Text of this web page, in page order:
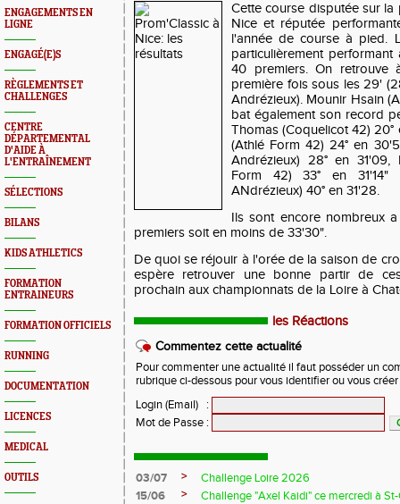
ENGAGEMENTS EN
LIGNE
ENGAGÉ(E)S
RÈGLEMENTS ET
CHALLENGES
CENTRE
DÉPARTEMENTAL
D'AIDE À
L'ENTRAÎNEMENT
SÉLECTIONS
BILANS
KIDS ATHLETICS
FORMATION
ENTRAINEURS
FORMATION OFFICIELS
RUNNING
DOCUMENTATION
LICENCES
MEDICAL
OUTILS
Cette course disputée sur
Nice et réputée
l'année de course à pied.
particulièrement
40 premiers. On
première fois sous les 29'
Andrézieux). Mounir Hsain
bat également son record
Thomas (Coquelicot 42)
(Athlé Form 42) 24° en
Andrézieux) 28° en 31'09,
Form 42) 33° en 31'14"
ANdrézieux) 40° en 31'28.
Ils sont encore nombreux
premiers soit en moins de 33'30".
De quoi se réjouir à l'orée de la saison de
espère retrouver une bonne partir de
prochain aux championnats de la Loire à
les Réactions
Commentez cette actualité
Pour commenter une actualité il faut posséder un
rubrique ci-dessous pour vous identifier ou vous
Login (Email)
:
Mot de Passe :
03/07 >
Challenge Loire 2026
15/06
>
Challenge "Axel Kaidi" ce mercredi à